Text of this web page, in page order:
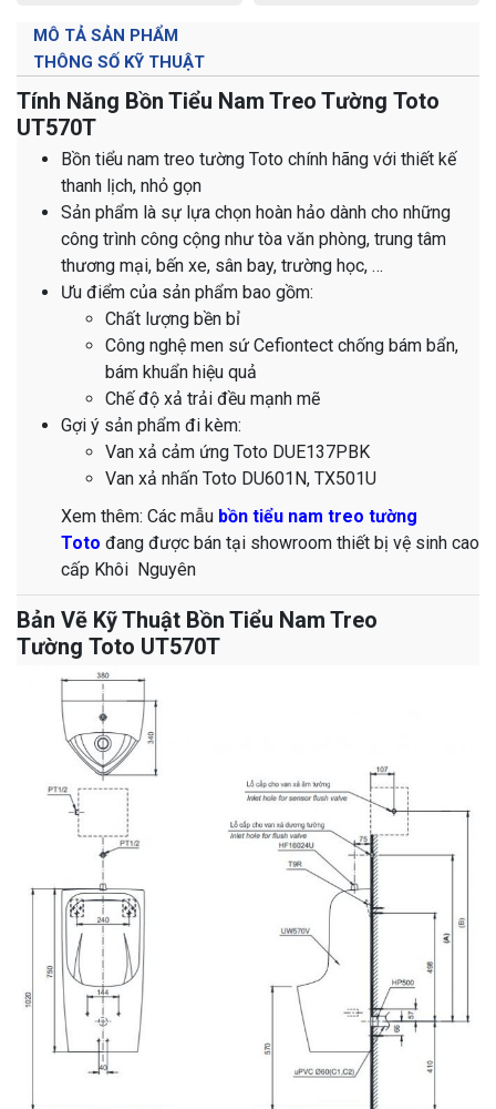
MÔ TẢ SẢN PHẨM
THÔNG SỐ KỸ THUẬT
Tính Năng Bồn Tiểu Nam Treo Tường Toto
UT570T
Bồn tiểu nam treo tường Toto chính hãng với thiết kế
thanh lịch, nhỏ gọn
Sản phẩm là sự lựa chọn hoàn hảo dành cho những
công trình công cộng như tòa văn phòng, trung tâm
thương mại, bến xe, sân bay, trường học, …
Ưu điểm của sản phẩm bao gồm:
Chất lượng bền bỉ
Công nghệ men sứ Cefiontect chống bám bẩn,
bám khuẩn hiệu quả
Chế độ xả trải đều mạnh mẽ
Gợi ý sản phẩm đi kèm:
Van xả cảm ứng Toto DUE137PBK
Van xả nhấn Toto DU601N, TX501U
​​​​​​​​​​​​​​​​​​​​​​​​​​​​​​​​​​​​​​​​​​​​​​​​​​​​​​​​​​​​​​​​​​​​​​​​​​​​​​​​​​​​​​​​​​​​​​​​​​​​​​​​​Xem thêm: Các mẫu bồn tiểu nam treo tường
Toto đang được bán tại showroom thiết bị vệ sinh cao
cấp Khôi Nguyên
Bản Vẽ Kỹ Thuật Bồn Tiểu Nam Treo
Tường Toto UT570T